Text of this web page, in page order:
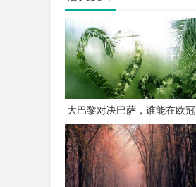
大巴黎对决巴萨，谁能在欧冠
赛场笑到最后？